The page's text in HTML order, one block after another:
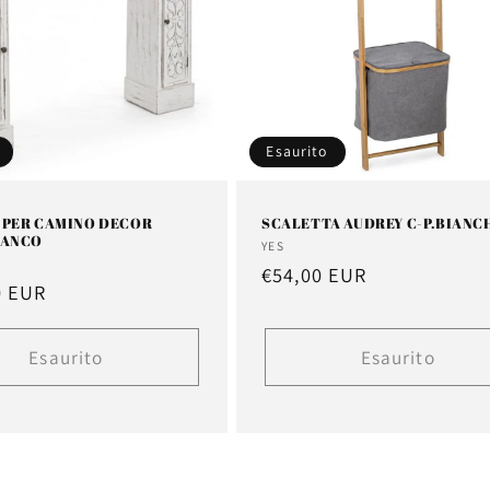
CAMINO DECOR
Esaurito
Esaurito
SCALETTA AUDREY C-
Fornitore:
YES
Prezzo
listino
€54,00 EUR
Esaurito